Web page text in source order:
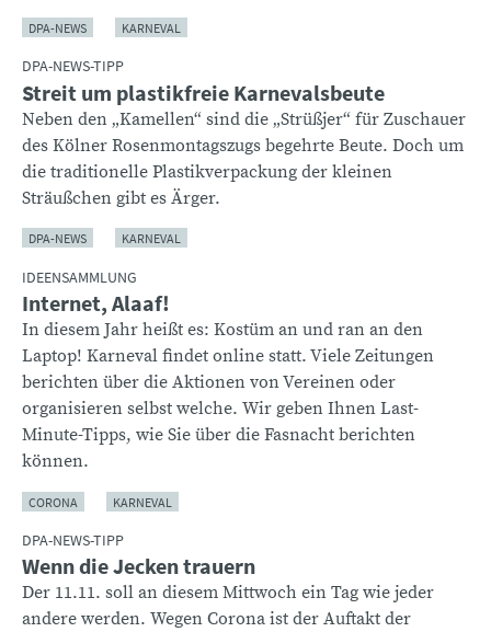
DPA-NEWS KARNEVAL
DPA-NEWS-TIPP
Streit um plastikfreie Karnevalsbeute
Neben den „Kamellen“ sind die „Strüßjer“ für Zuschauer
des Kölner Rosenmontagszugs begehrte Beute. Doch um
die traditionelle Plastikverpackung der kleinen
Sträußchen gibt es Ärger.
DPA-NEWS KARNEVAL
IDEENSAMMLUNG
Internet, Alaaf!
In diesem Jahr heißt es: Kostüm an und ran an den
Laptop! Karneval findet online statt. Viele Zeitungen
berichten über die Aktionen von Vereinen oder
organisieren selbst welche. Wir geben Ihnen Last-
Minute-Tipps, wie Sie über die Fasnacht berichten
können.
CORONA KARNEVAL
DPA-NEWS-TIPP
Wenn die Jecken trauern
Der 11.11. soll an diesem Mittwoch ein Tag wie jeder
andere werden. Wegen Corona ist der Auftakt der